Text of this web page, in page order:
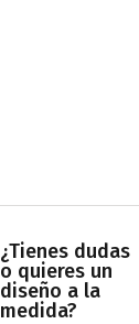
¿Tienes dudas
o quieres un
diseño a la
medida?